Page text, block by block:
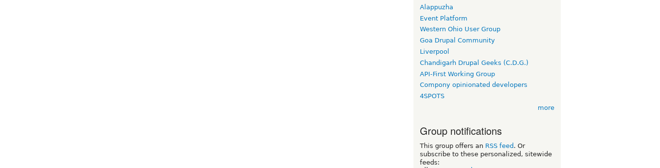
Alappuzha
Event Platform
Western Ohio User Group
Goa Drupal Community
Liverpool
Chandigarh Drupal Geeks (C.D.G.)
API-First Working Group
Compony opinionated developers
4SPOTS
more
Group notifications
This group offers an RSS feed . Or
subscribe to these personalized, sitewide
feeds: